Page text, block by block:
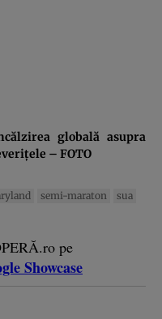
globală asupra
– FOTO
semi-maraton sua
pe
Showcase